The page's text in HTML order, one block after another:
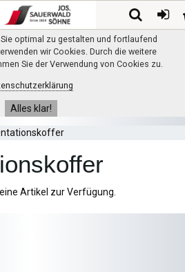
optimal zu gestalten und fortlaufend
wir Cookies. Durch die weitere
Sie der Verwendung von Cookies zu.
Alles klar!
Artikel zur Verfügung.